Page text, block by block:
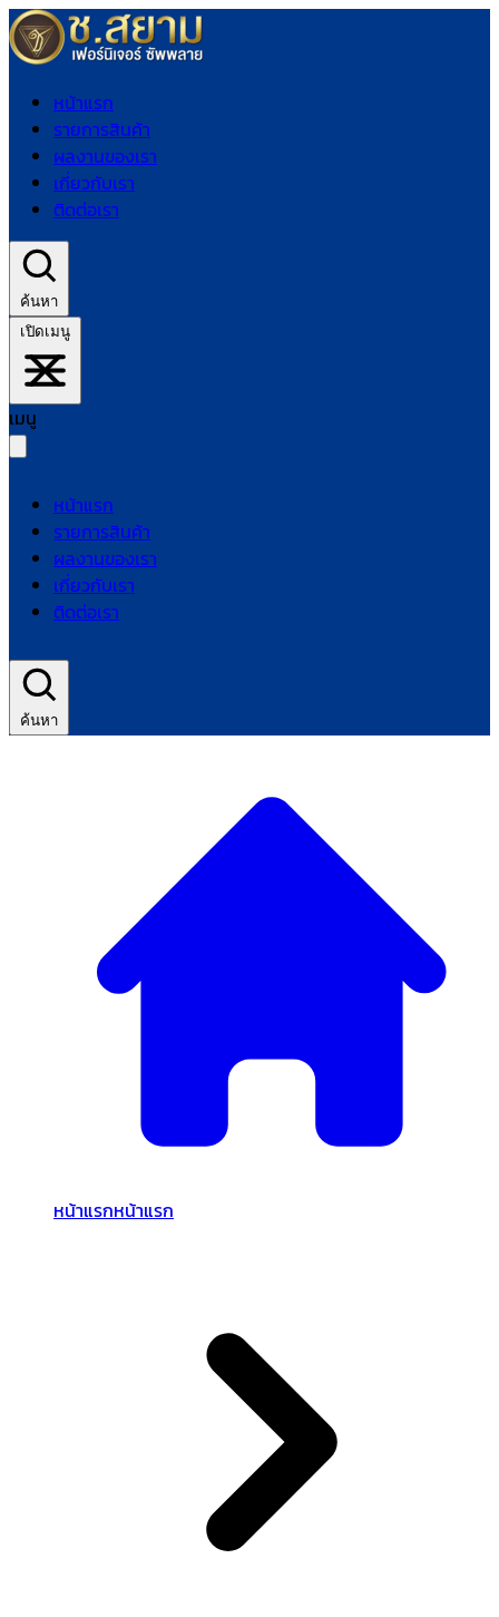
หน้าแรก
รายการสินค้า
ผลงานของเรา
เกี่ยวกับเรา
ติดต่อเรา
ค้นหา
เปิดเมนู
เมนู
หน้าแรก
รายการสินค้า
ผลงานของเรา
เกี่ยวกับเรา
ติดต่อเรา
ค้นหา
หน้าแรกหน้าแรก